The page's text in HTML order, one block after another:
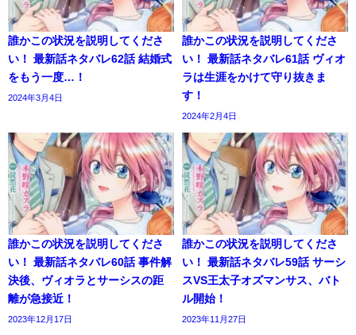
誰かこの状況を説明してくださ
い！ 最新話ネタバレ62話 結婚式
をもう一度…！
2024年3月4日
誰かこの状況を説明してくださ
い！ 最新話ネタバレ61話 ヴィオ
ラは生涯をかけて守り抜きま
す！
2024年2月4日
誰かこの状況を説明してくださ
い！ 最新話ネタバレ60話 事件解
決後、ヴィオラとサーシスの距
離が急接近！
2023年12月17日
誰かこの状況を説明してくださ
い！ 最新話ネタバレ59話 サーシ
スVS王太子オズマンサス、バト
ル開始！
2023年11月27日